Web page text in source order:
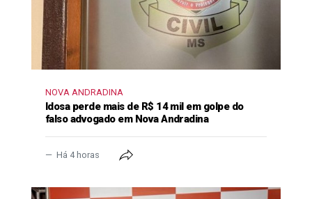
NOVA ANDRADINA
Idosa perde mais de R$ 14 mil em golpe do
falso advogado em Nova Andradina
Há 4 horas